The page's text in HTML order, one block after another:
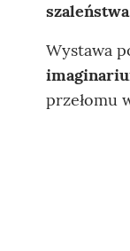
Wystawa
przełomu